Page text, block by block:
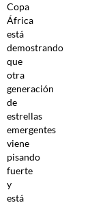
Copa
África
está
demostrando
que
otra
generación
de
estrellas
emergentes
viene
pisando
fuerte
y
está